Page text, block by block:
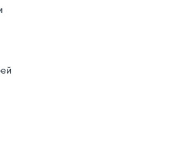
modo in cui l’utente utilizza il
partner che si occupano di analisi
e social media, i quali potrebbero
che ha fornito loro o
suo utilizzo dei loro servizi.